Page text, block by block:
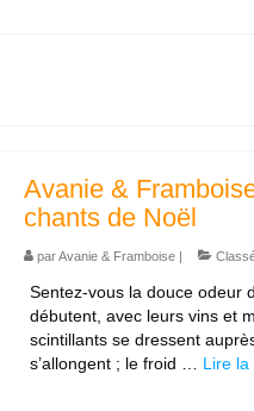
Avanie &
chants de Noël
parAvanie & Framboise|
Sentez-vous la douce odeur
débutent, avec leurs vins et
scintillants se dressent
s’allongent ; le froid … Lire la